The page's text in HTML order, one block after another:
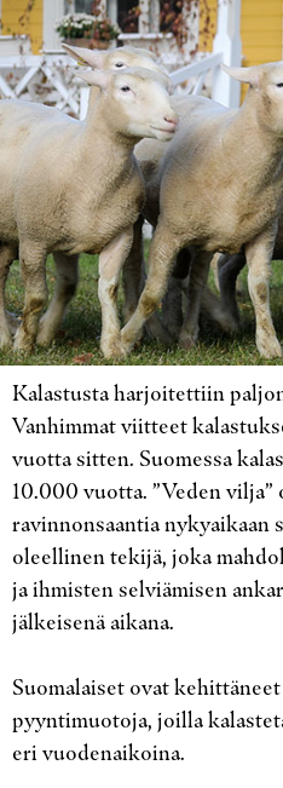
Kalastusta harjoitettiin
Vanhimmat viitteet
vuotta sitten. Suomessa
10.000 vuotta. ”Veden
ravinnonsaantia nykyaikaan
oleellinen tekijä, joka
ja ihmisten selviämisen
jälkeisenä aikana.
Suomalaiset ovat
pyyntimuotoja, joilla
eri vuodenaikoina.